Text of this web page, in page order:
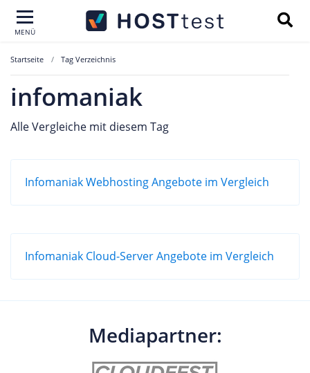
MENÜ
Startseite Tag Verzeichnis
infomaniak
Alle Vergleiche mit diesem Tag
Infomaniak Webhosting Angebote im Vergleich
Infomaniak Cloud-Server Angebote im Vergleich
Mediapartner: